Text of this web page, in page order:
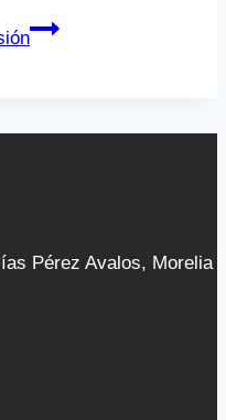
Pérez Avalos, Morelia